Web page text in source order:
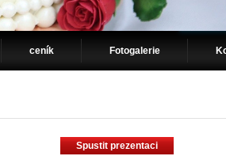
ceník Fotogalerie
Spustit prezentaci